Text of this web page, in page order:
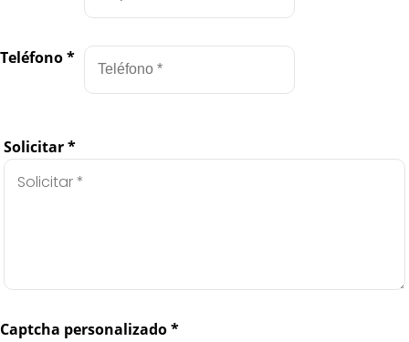
Teléfono*
Solicitar*
Captcha personalizado*